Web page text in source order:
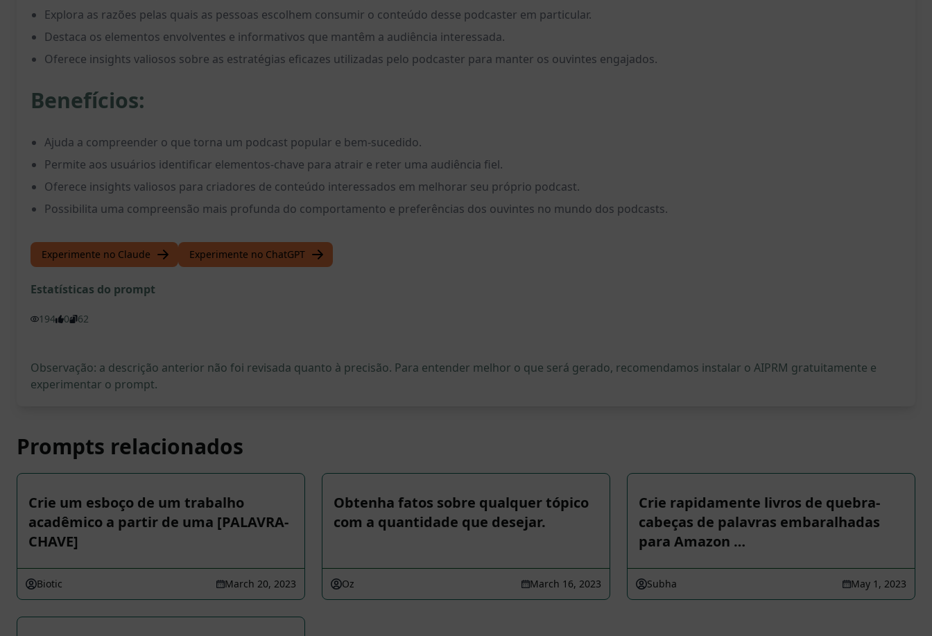
Explora as razões pelas quais as pessoas escolhem consumir o conteúdo desse podcaster em particular.
Destaca os elementos envolventes e informativos que mantêm a audiência interessada.
Oferece insights valiosos sobre as estratégias eficazes utilizadas pelo podcaster para manter os ouvintes engajados.
Benefícios:
Ajuda a compreender o que torna um podcast popular e bem-sucedido.
Permite aos usuários identificar elementos-chave para atrair e reter uma audiência fiel.
Oferece insights valiosos para criadores de conteúdo interessados em melhorar seu próprio podcast.
Possibilita uma compreensão mais profunda do comportamento e preferências dos ouvintes no mundo dos podcasts.
Experimente no Claude Experimente no ChatGPT
Estatísticas do prompt
194 0 62
Observação: a descrição anterior não foi revisada quanto à precisão. Para entender melhor o que será gerado, recomendamos instalar o AIPRM gratuitamente e
experimentar o prompt.
Prompts relacionados
Crie um esboço de um trabalho
acadêmico a partir de uma [PALAVRA-
CHAVE]
Biotic March 20, 2023
Obtenha fatos sobre qualquer tópico
com a quantidade que desejar.
Oz March 16, 2023
Crie rapidamente livros de quebra-
cabeças de palavras embaralhadas
para Amazon …
Subha May 1, 2023